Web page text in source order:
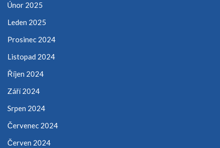
Únor 2025
Leden 2025
Prosinec 2024
Listopad 2024
Říjen 2024
Září 2024
Srpen 2024
Červenec 2024
Červen 2024